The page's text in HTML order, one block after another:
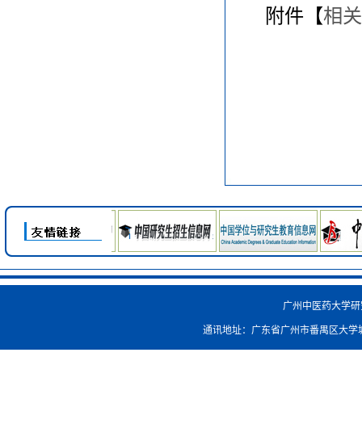
附件【相
广州中医药大学
通讯地址：广东省广州市番禺区大